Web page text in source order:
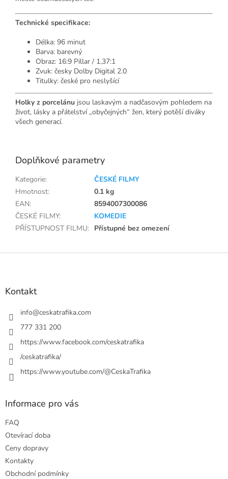
Technické specifikace:
Délka: 96 minut
Barva: barevný
Obraz: 16:9 Pillar / 1,37:1
Zvuk: česky Dolby Digital 2.0
Titulky: české pro neslyšící
Holky z porcelánu jsou laskavým a nadčasovým pohledem na
život, lásky a přátelství „obyčejných“ žen, který potěší diváky
všech generací.
Doplňkové parametry
Kategorie:
ČESKÉ FILMY
Hmotnost:
0.1 kg
EAN:
8594007300086
ČESKÉ FILMY:
KOMEDIE
PŘÍSTUPNOST FILMU: Přístupné bez omezení
Z
Kontakt
info@ceskatrafika.com
777 331 200
https://www.facebook.com/ceskatrafika
/ceskatrafika/
https://www.youtube.com/@CeskaTrafika
Informace pro vás
FAQ
Otevírací doba
Ceny dopravy
Kontakty
Obchodní podmínky